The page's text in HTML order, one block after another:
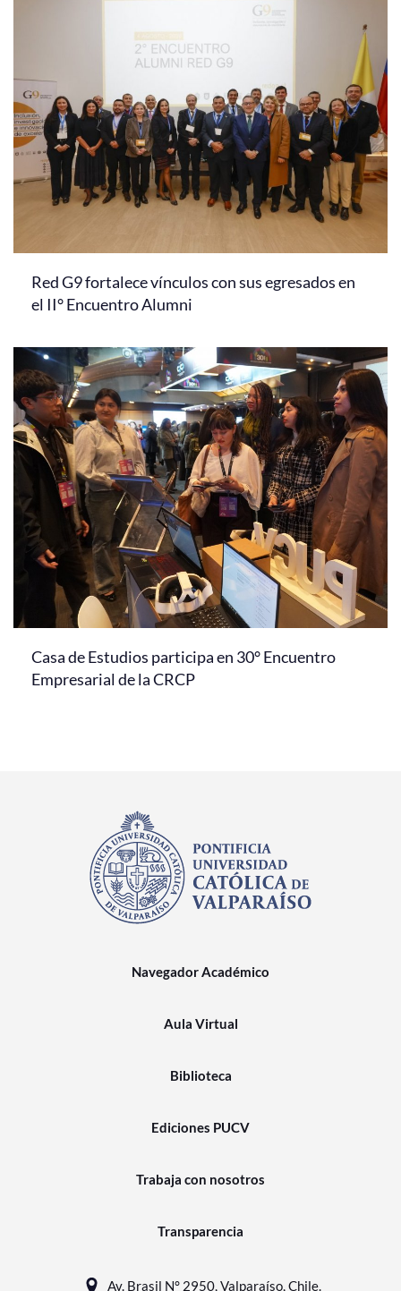
Red G9 fortalece vínculos con sus egresados en
el II° Encuentro Alumni
Casa de Estudios participa en 30° Encuentro
Empresarial de la CRCP
Navegador Académico
Aula Virtual
Biblioteca
Ediciones PUCV
Trabaja con nosotros
Transparencia
Av. Brasil N° 2950, Valparaíso, Chile.